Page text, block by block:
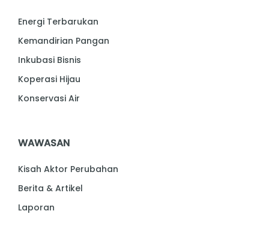
Energi Terbarukan
Kemandirian Pangan
Inkubasi Bisnis
Koperasi Hijau
Konservasi Air
WAWASAN
Kisah Aktor Perubahan
Berita & Artikel
Laporan